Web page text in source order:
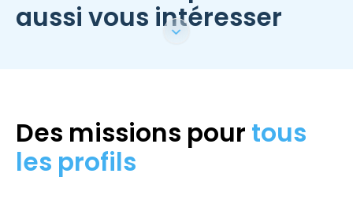
aussi vous intéresser
Des missions pour tous
les profils